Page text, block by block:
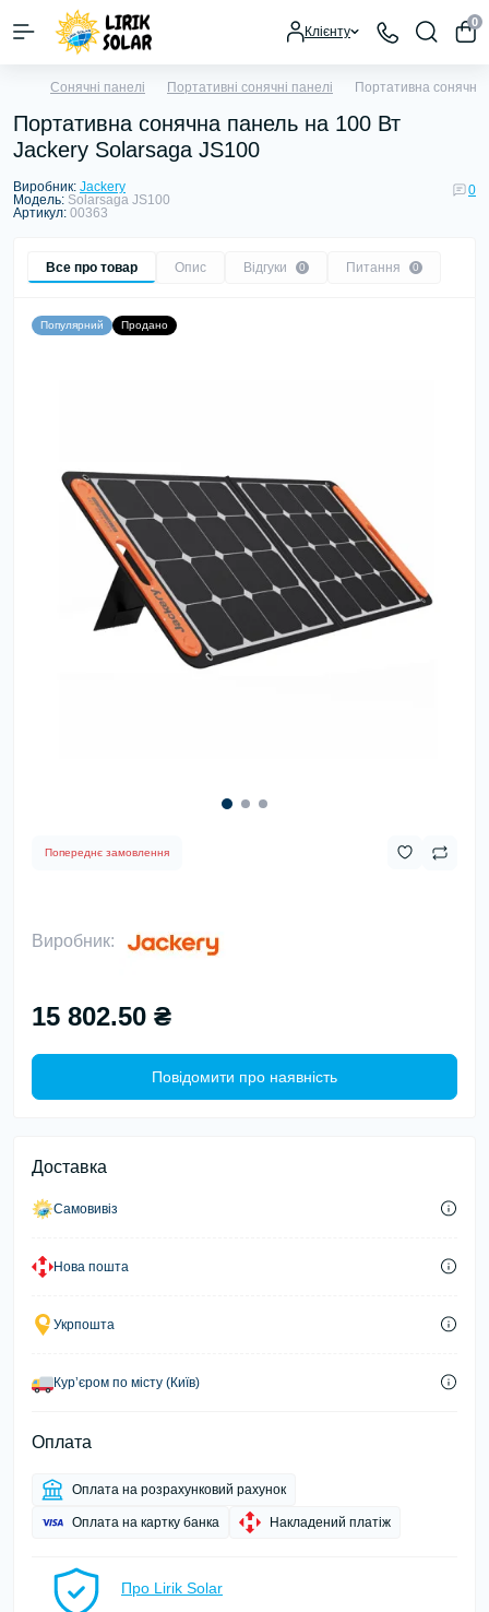
Клієнту
0
Сонячні панелі Портативні сонячні панелі Портативна
Портативна сонячна панель на 100 Вт
Jackery Solarsaga JS100
Виробник: Jackery
Модель: Solarsaga JS100
Артикул: 00363
0
Все про товар Опис Відгуки 0 Питання 0
Популярний Продано
Попереднє замовлення
Виробник:
15 802.50 ₴
Повідомити про наявність
Доставка
Самовивіз
Нова пошта
Укрпошта
Курʼєром по місту (Київ)
Оплата
Оплата на розрахунковий рахунок
Оплата на картку банка Накладений платіж
Про Lirik Solar